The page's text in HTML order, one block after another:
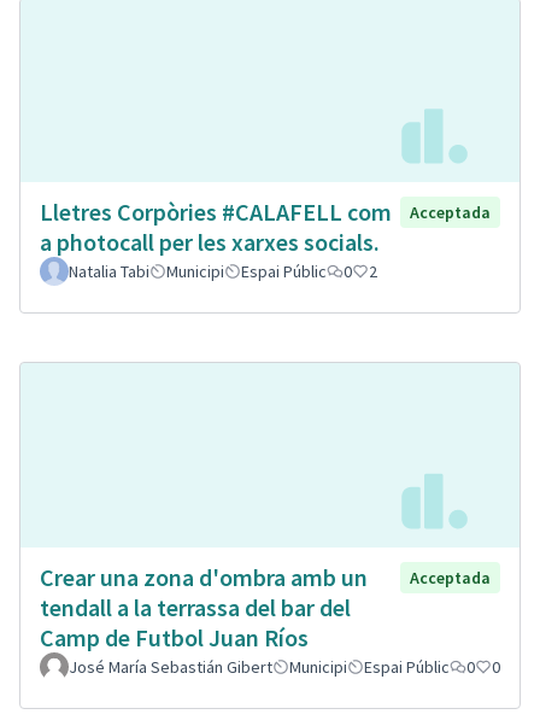
Lletres Corpòries #CALAFELL com
a photocall per les xarxes socials.
Acceptada
Natalia Tabi Municipi Espai Públic 0 2
Crear una zona d'ombra amb un
tendall a la terrassa del bar del
Camp de Futbol Juan Ríos
Acceptada
José María Sebastián Gibert Municipi Espai Públic 0 0